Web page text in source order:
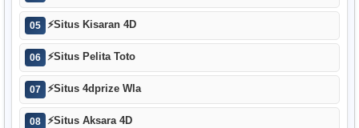
05 ⚡Situs Kisaran 4D
06 ⚡Situs Pelita Toto
07 ⚡Situs 4dprize Wla
08 ⚡Situs Aksara 4D